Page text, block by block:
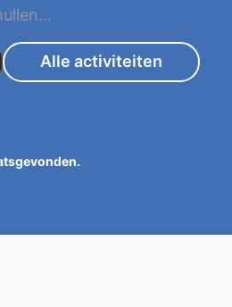
Alle activiteiten